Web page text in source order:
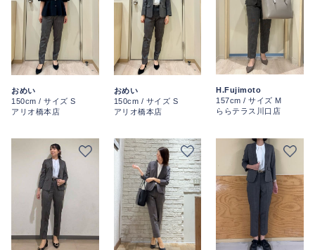
おめい
150cm / サイズ S
アリオ橋本店
おめい
150cm / サイズ S
アリオ橋本店
H.Fujimoto
157cm / サイズ M
ららテラス川口店